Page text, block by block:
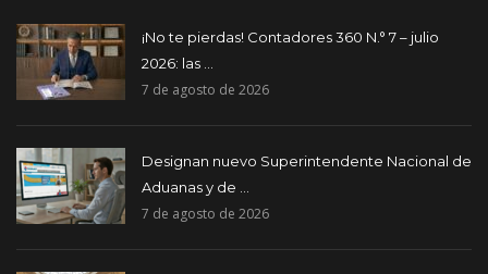
¡No te pierdas! Contadores 360 N.° 7 – julio
2026: las ...
7 de agosto de 2026
Designan nuevo Superintendente Nacional de
Aduanas y de ...
7 de agosto de 2026